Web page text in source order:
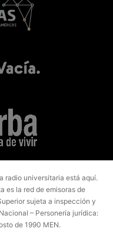
radio universitaria está aquí.
es la red de emisoras de
sujeta a inspección y
– Personería jurídica:
de 1990 MEN.